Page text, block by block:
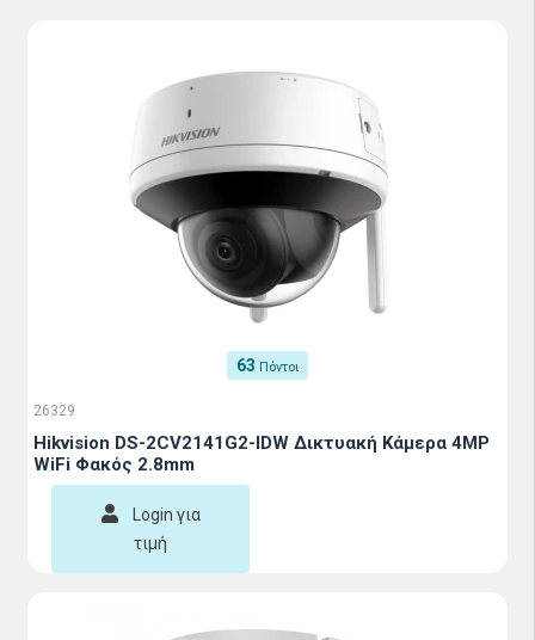
63 Πόντοι
26329
Hikvision DS-2CV2141G2-IDW Δικτυακή Κάμερα 4MP
WiFi Φακός 2.8mm
Login για
τιμή